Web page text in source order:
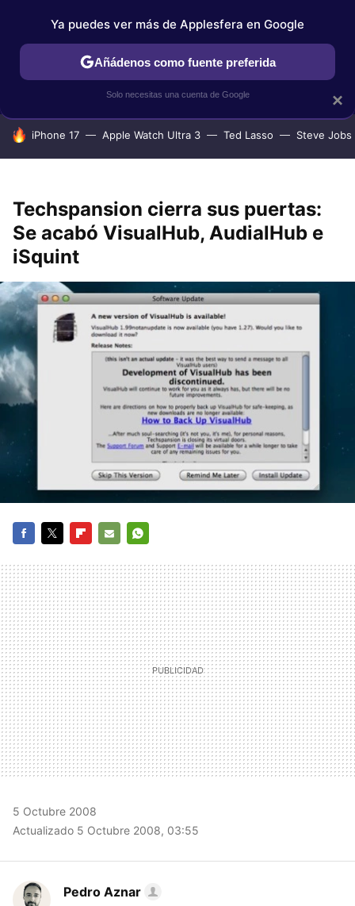
IPHONE TUTORIALES APPLESFERA SELECCIÓN
HOY SE HABLA DE
iPhone 17 Apple Watch Ultra 3 Ted Lasso Steve Jobs
Techspansion cierra sus puertas:
Se acabó VisualHub, AudialHub e
iSquint
MAIL
5 Octubre 2008
Actualizado 5 Octubre 2008, 03:55
Pedro Aznar
×
Ya puedes ver más de Applesfera en Google
Añádenos como fuente preferida
Solo necesitas una cuenta de Google